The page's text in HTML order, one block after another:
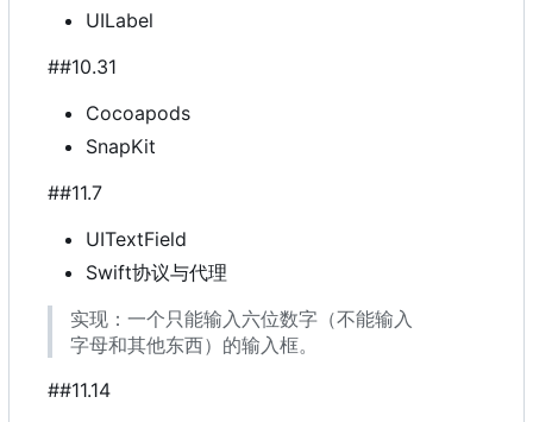
UILabel
##10.31
Cocoapods
SnapKit
##11.7
UITextField
Swift协议与代理
实现：一个只能输入六位数字（不能输入
字母和其他东西）的输入框。
##11.14